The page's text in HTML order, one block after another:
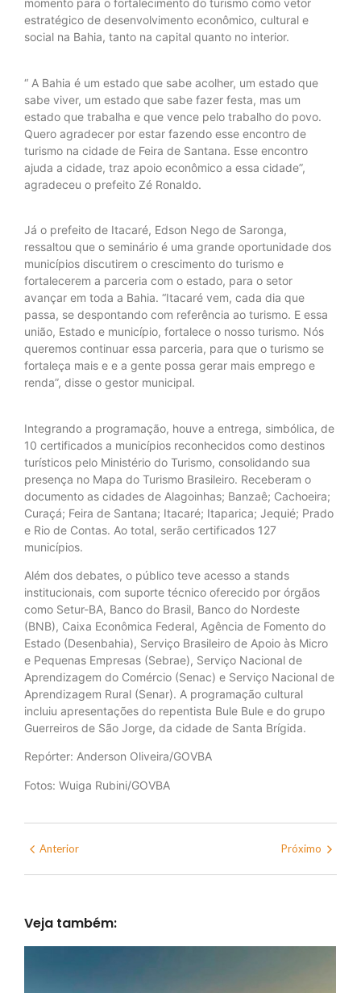
momento para o fortalecimento do turismo como vetor
estratégico de desenvolvimento econômico, cultural e
social na Bahia, tanto na capital quanto no interior.
“ A Bahia é um estado que sabe acolher, um estado que
sabe viver, um estado que sabe fazer festa, mas um
estado que trabalha e que vence pelo trabalho do povo.
Quero agradecer por estar fazendo esse encontro de
turismo na cidade de Feira de Santana. Esse encontro
ajuda a cidade, traz apoio econômico a essa cidade”,
agradeceu o prefeito Zé Ronaldo.
Já o prefeito de Itacaré, Edson Nego de Saronga,
ressaltou que o seminário é uma grande oportunidade dos
municípios discutirem o crescimento do turismo e
fortalecerem a parceria com o estado, para o setor
avançar em toda a Bahia. “Itacaré vem, cada dia que
passa, se despontando com referência ao turismo. E essa
união, Estado e município, fortalece o nosso turismo. Nós
queremos continuar essa parceria, para que o turismo se
fortaleça mais e e a gente possa gerar mais emprego e
renda”, disse o gestor municipal.
Integrando a programação, houve a entrega, simbólica, de
10 certificados a municípios reconhecidos como destinos
turísticos pelo Ministério do Turismo, consolidando sua
presença no Mapa do Turismo Brasileiro. Receberam o
documento as cidades de Alagoinhas; Banzaê; Cachoeira;
Curaçá; Feira de Santana; Itacaré; Itaparica; Jequié; Prado
e Rio de Contas. Ao total, serão certificados 127
municípios.
Além dos debates, o público teve acesso a stands
institucionais, com suporte técnico oferecido por órgãos
como Setur-BA, Banco do Brasil, Banco do Nordeste
(BNB), Caixa Econômica Federal, Agência de Fomento do
Estado (Desenbahia), Serviço Brasileiro de Apoio às Micro
e Pequenas Empresas (Sebrae), Serviço Nacional de
Aprendizagem do Comércio (Senac) e Serviço Nacional de
Aprendizagem Rural (Senar). A programação cultural
incluiu apresentações do repentista Bule Bule e do grupo
Guerreiros de São Jorge, da cidade de Santa Brígida.
Repórter: Anderson Oliveira/GOVBA
Fotos: Wuiga Rubini/GOVBA
Anterior Próximo
Veja também: